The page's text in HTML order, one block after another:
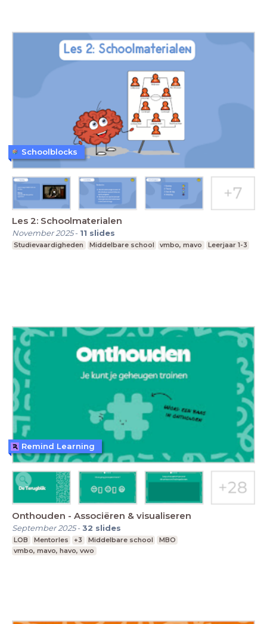
Les 2: Schoolmaterialen
November 2025- 11 slides
Studievaardigheden Middelbare school vmbo, mavo Leerjaar 1-3
Schoolblocks
Onthouden - Associëren & visualiseren
September 2025-32 slides
LOB Mentorles +3 Middelbare school
MBO
vmbo, mavo, havo, vwo
Remind Learning